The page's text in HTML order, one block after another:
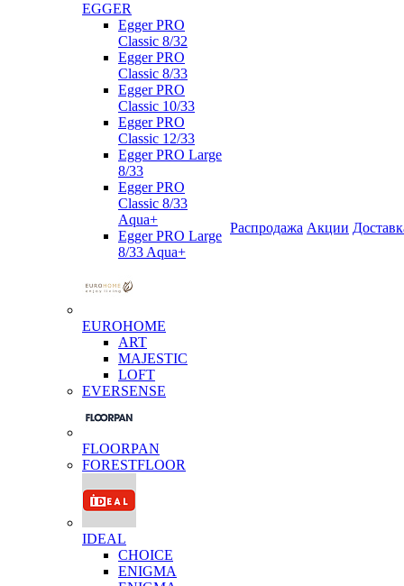
EGGER
Egger PRO
Classic 8/32
Egger PRO
Classic 8/33
Egger PRO
Classic 10/33
Egger PRO
Classic 12/33
Egger PRO Large
8/33
Egger PRO
Classic 8/33
Aqua+
Egger PRO Large
8/33 Aqua+
EUROHOME
ART
MAJESTIC
LOFT
EVERSENSE
FLOORPAN
FORESTFLOOR
IDEAL
CHOICE
ENIGMA
Распродажа Акции